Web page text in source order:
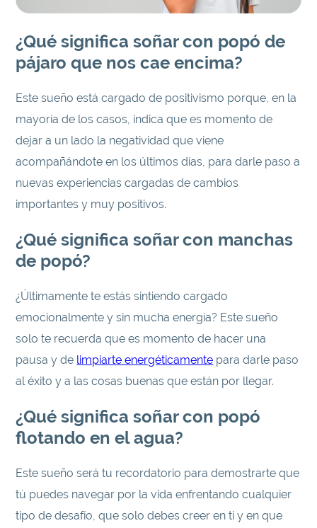
¿Qué significa soñar con popó de
pájaro que nos cae encima?
Este sueño está cargado de positivismo porque, en la
mayoría de los casos, indica que es momento de
dejar a un lado la negatividad que viene
acompañándote en los últimos días, para darle paso a
nuevas experiencias cargadas de cambios
importantes y muy positivos.
¿Qué significa soñar con manchas
de popó?
¿Últimamente te estás sintiendo cargado
emocionalmente y sin mucha energía? Este sueño
solo te recuerda que es momento de hacer una
pausa y de limpiarte energéticamente para darle paso
al éxito y a las cosas buenas que están por llegar.
¿Qué significa soñar con popó
flotando en el agua?
Este sueño será tu recordatorio para demostrarte que
tú puedes navegar por la vida enfrentando cualquier
tipo de desafío, que solo debes creer en ti y en que